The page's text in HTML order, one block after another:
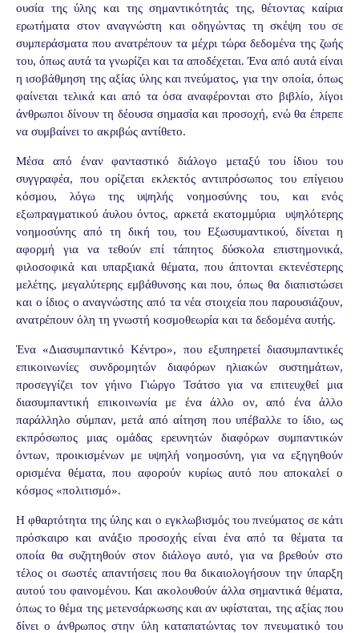
ουσία της ύλης και της σημαντικότητάς της, θέτοντας καίρια
ερωτήματα στον αναγνώστη και οδηγώντας τη σκέψη του σε
συμπεράσματα που ανατρέπουν τα μέχρι τώρα δεδομένα της ζωής
του, όπως αυτά τα γνωρίζει και τα αποδέχεται. Ένα από αυτά είναι
η ισοβάθμηση της αξίας ύλης και πνεύματος, για την οποία, όπως
φαίνεται τελικά και από τα όσα αναφέρονται στο βιβλίο, λίγοι
άνθρωποι δίνουν τη δέουσα σημασία και προσοχή, ενώ θα έπρεπε
να συμβαίνει το ακριβώς αντίθετο.
Μέσα από έναν φανταστικό διάλογο μεταξύ του ίδιου του
συγγραφέα, που ορίζεται εκλεκτός αντιπρόσωπος του επίγειου
κόσμου, λόγω της υψηλής νοημοσύνης του, και ενός
εξωπραγματικού άυλου όντος, αρκετά εκατομμύρια
υψηλότερης
νοημοσύνης από τη δική του, του Εξωσυμαντικού, δίνεται η
αφορμή για να τεθούν επί τάπητος δύσκολα επιστημονικά,
φιλοσοφικά και υπαρξιακά θέματα, που άπτονται εκτενέστερης
μελέτης, μεγαλύτερης εμβάθυνσης και που, όπως θα διαπιστώσει
και ο ίδιος ο αναγνώστης από τα νέα στοιχεία που παρουσιάζουν,
ανατρέπουν όλη τη γνωστή κοσμοθεωρία και τα δεδομένα αυτής.
Ένα «Διασυμπαντικό Κέντρο», που εξυπηρετεί διασυμπαντικές
επικοινωνίες συνδρομητών διαφόρων ηλιακών συστημάτων,
προσεγγίζει τον γήινο Γιώργο Τσάτσο για να επιτευχθεί μια
διασυμπαντική επικοινωνία με ένα άλλο ον, από ένα άλλο
παράλληλο σύμπαν, μετά από αίτηση που υπέβαλλε το ίδιο, ως
εκπρόσωπος μιας ομάδας ερευνητών διαφόρων συμπαντικών
όντων, προικισμένων με υψηλή νοημοσύνη, για να εξηγηθούν
ορισμένα θέματα, που αφορούν κυρίως αυτό που αποκαλεί ο
κόσμος «πολιτισμό».
Η φθαρτότητα της ύλης και ο εγκλωβισμός του πνεύματος σε κάτι
πρόσκαιρο και ανάξιο προσοχής είναι ένα από τα θέματα τα
οποία θα συζητηθούν στον διάλογο αυτό, για να βρεθούν στο
τέλος οι σωστές απαντήσεις που θα δικαιολογήσουν την ύπαρξη
αυτού του φαινομένου. Και ακολουθούν άλλα σημαντικά θέματα,
όπως το θέμα της μετενσάρκωσης και αν υφίσταται, της αξίας που
δίνει ο άνθρωπος στην ύλη καταπατώντας τον πνευματικό του